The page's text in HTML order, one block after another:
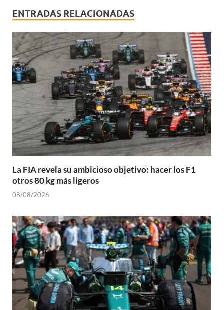
ENTRADAS RELACIONADAS
La FIA revela su ambicioso objetivo: hacer los F1
otros 80 kg más ligeros
08/08/2026